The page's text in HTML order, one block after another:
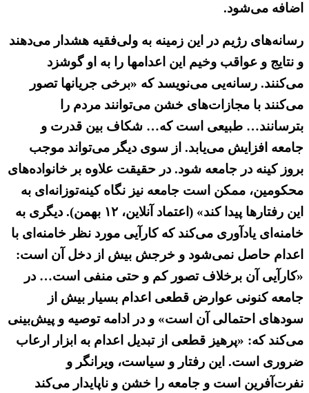
اضافه می‌شود.
رسانه‌های رژیم در این زمینه به ولی‌فقیه هشدار می‌دهند
و نتایج و عواقب وخیم این اعدامها را به او گوشزد
می‌کنند. رسانه‌یی می‌نویسد که «برخی جریانها تصور
می‌کنند با مجازات‌های خشن می‌توانند مردم را
بترسانند… طبیعی است که… شکاف بین قدرت و
جامعه افزایش می‌یابد. از سوی دیگر می‌تواند موجب
بروز کینه در جامعه شود. در حقیقت علاوه بر خانواده‌های
محکومین، ممکن است جامعه نیز نگاه کینه‌توزانه‌ای به
این رفتارها پیدا کند» (اعتماد آنلاین، ۱۲ بهمن). دیگری به
خامنه‌ای یادآوری می‌کند که کارآیی مورد نظر خامنه‌ای با
اعدام حاصل نمی‌شود و خرجش بیش از دخل آن است:
«کارآیی آن برخلاف تصور کم و حتی منفی است… در
جامعه کنونی عوارض قطعی اعدام بسیار بیش از
سودهای احتمالی آن است» و در ادامه توصیه و پیش‌بینی
می‌کند که: «پرهیز قطعی از تبدیل اعدام به ابزار ارعاب
ضروری است. این رفتار و سیاست، ویرانگر و
نفرت‌آفرین است و جامعه را خشن و ناپایدار می‌کند